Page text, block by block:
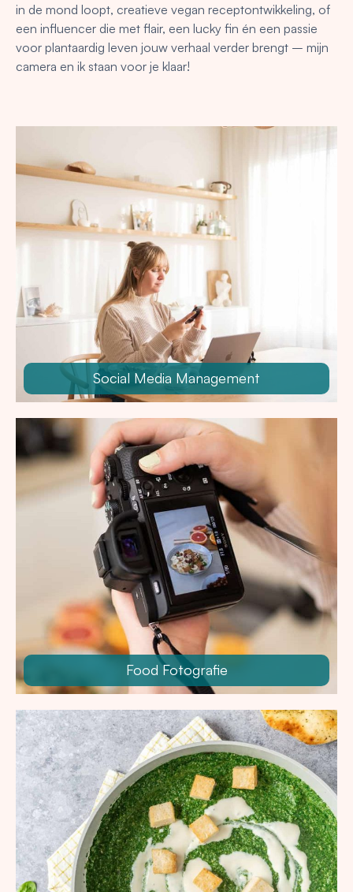
in de mond loopt, creatieve vegan receptontwikkeling, of
een influencer die met flair, een lucky fin én een passie
voor plantaardig leven jouw verhaal verder brengt – mijn
camera en ik staan voor je klaar!
Social Media Management
Food Fotografie